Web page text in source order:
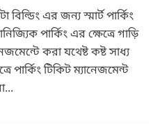
এর জন্য স্মার্ট পার্কিং
পার্কিং এর ক্ষেত্রে গাড়ি
করা যথেষ্ট কষ্ট সাধ্য
পার্কিং টিকিট ম্যানেজমেন্ট